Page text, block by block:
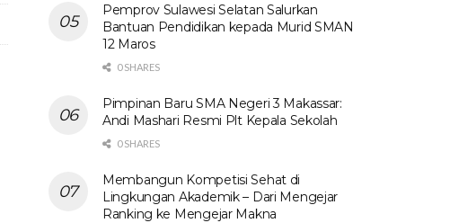
Pemprov Sulawesi Selatan Salurkan
Bantuan Pendidikan kepada Murid SMAN
12 Maros
0 SHARES
Pimpinan Baru SMA Negeri 3 Makassar:
Andi Mashari Resmi Plt Kepala Sekolah
0 SHARES
Membangun Kompetisi Sehat di
Lingkungan Akademik – Dari Mengejar
Ranking ke Mengejar Makna